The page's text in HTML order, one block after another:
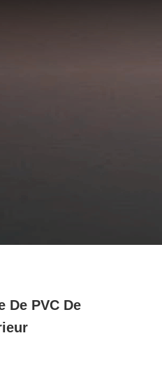
De PVC De